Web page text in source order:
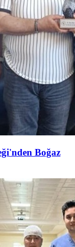
Boğaz